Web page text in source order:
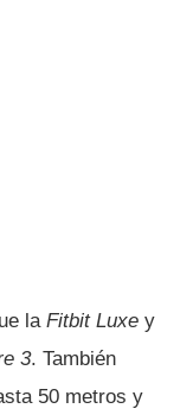
la Fitbit Luxe y
3. También
50 metros y